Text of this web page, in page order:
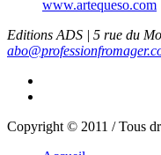
www.artequeso.com
Editions ADS | 5 rue du
Copyright © 2011 / Tous